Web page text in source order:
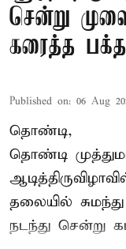
சென்று
கரைத்த
Published on: 06 Aug
தொண்டி,
தொண்டி
தலையில்
நடந்து சென்று